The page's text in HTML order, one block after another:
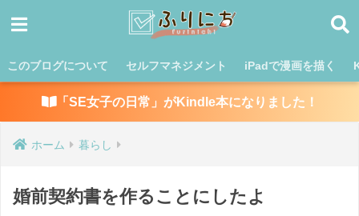
このブログについて セルフマネジメント iPadで漫画を描く
「SE女子の日常」がKindle本になりました！
ホーム 暮らし
婚前契約書を作ることにしたよ